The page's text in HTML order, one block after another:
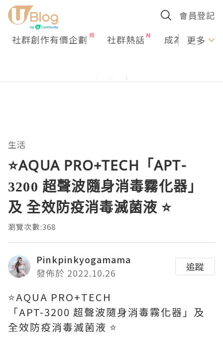
會員登記
社群創作有價企劃 社群熱話 成為U更多
生活
⭐️AQUA PRO+TECH「APT-
3200 超聲波隨身消毒霧化器」
及 全效防疫消毒滅菌液 ⭐️
瀏覽次數:368
Pinkpinkyogamama
發佈於 2022.10.26
追蹤
⭐️AQUA PRO+TECH
「APT-3200 超聲波隨身消毒霧化器」及
全效防疫消毒滅菌液 ⭐️